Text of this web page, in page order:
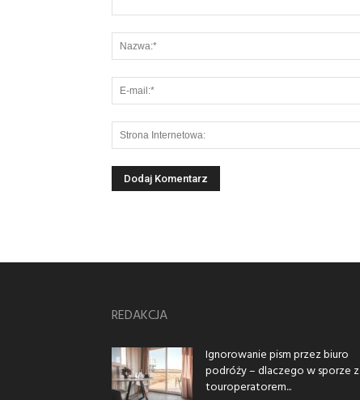
REDAKCJA
Ignorowanie pism przez biuro
podróży – dlaczego w sporze z
touroperatorem...